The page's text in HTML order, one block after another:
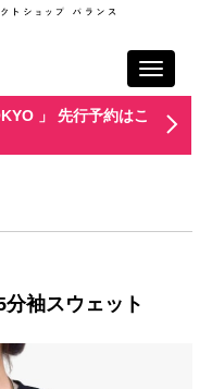
Toggle
」 先行予約はこ
分袖スウェット